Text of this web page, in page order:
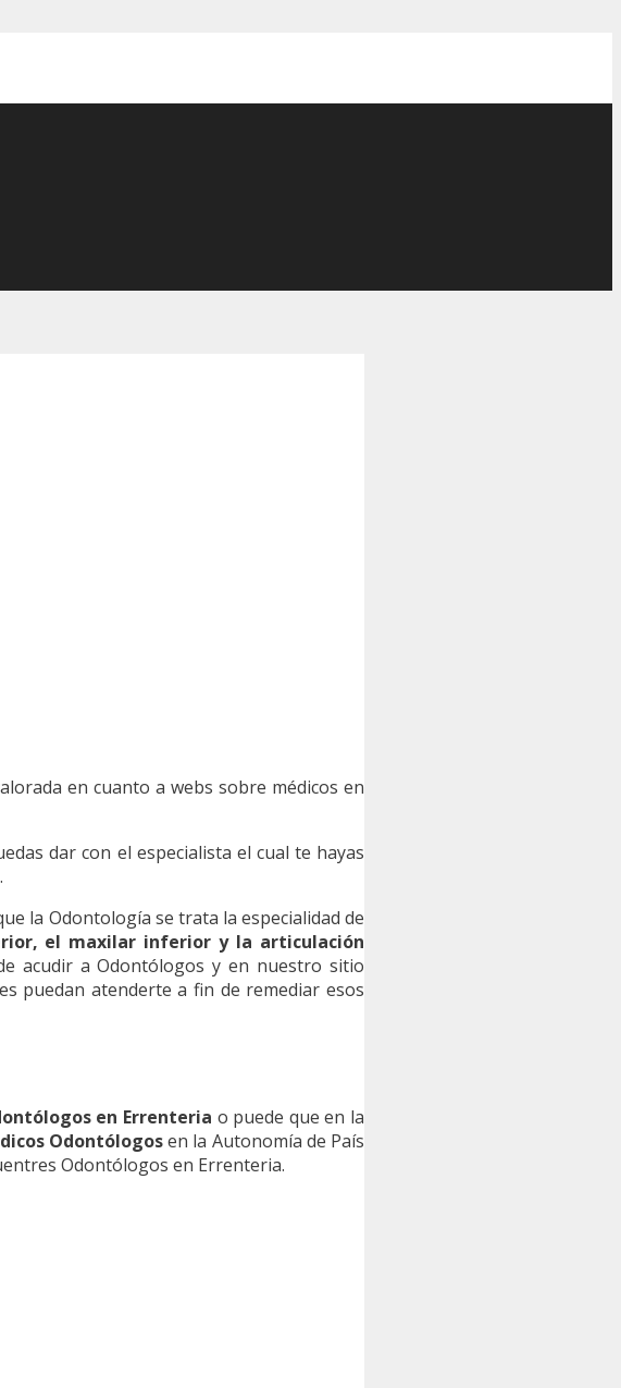
en cuanto a webs sobre médicos en
dar con el especialista el cual te hayas
la Odontología se trata la especialidad de
el maxilar inferior y la articulación
acudir a Odontólogos y en nuestro sitio
puedan atenderte a fin de remediar esos
en Errenteria o puede que en la
Odontólogosen la Autonomía de País
Odontólogos en Errenteria.